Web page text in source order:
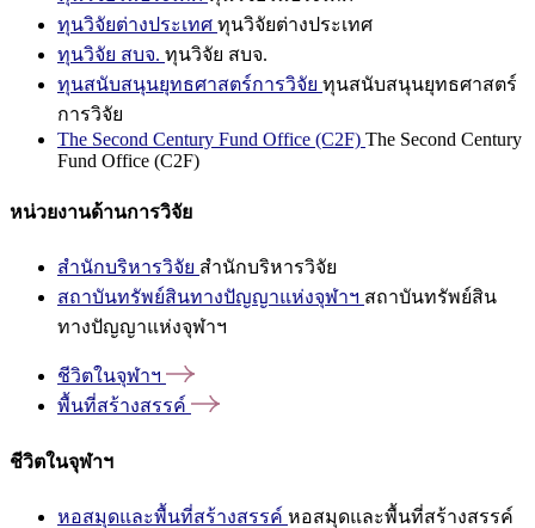
ทุนวิจัยต่างประเทศ ทุนวิจัยต่างประเทศ
ทุนวิจัย สบจ. ทุนวิจัย สบจ.
ทุนสนับสนุนยุทธศาสตร์การวิจัย ทุนสนับสนุนยุทธศาสตร์
การวิจัย
The Second Century Fund Office (C2F) The Second Century
Fund Office (C2F)
หน่วยงานด้านการวิจัย
สำนักบริหารวิจัย สำนักบริหารวิจัย
สถาบันทรัพย์สินทางปัญญาแห่งจุฬาฯ สถาบันทรัพย์สิน
ทางปัญญาแห่งจุฬาฯ
ชีวิตในจุฬาฯ
พื้นที่สร้างสรรค์
ชีวิตในจุฬาฯ
หอสมุดและพื้นที่สร้างสรรค์ หอสมุดและพื้นที่สร้างสรรค์